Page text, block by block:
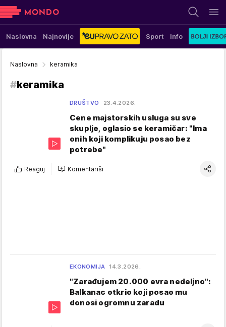
Naslovna Najnovije Sport Info
Naslovna keramika
#keramika
DRUŠTVO 23.4.2026.
Cene majstorskih usluga su sve
skuplje, oglasio se keramičar: "Ima
onih koji komplikuju posao bez
potrebe"
Reaguj Komentariši
EKONOMIJA 14.3.2026.
"Zarađujem 20.000 evra nedeljno":
Balkanac otkrio koji posao mu
donosi ogromnu zaradu